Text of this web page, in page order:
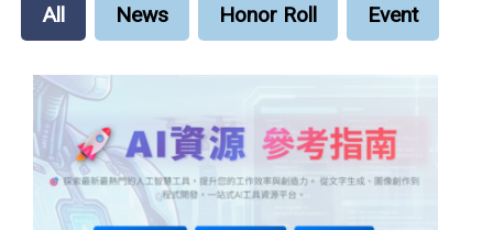
All News Honor Roll Event